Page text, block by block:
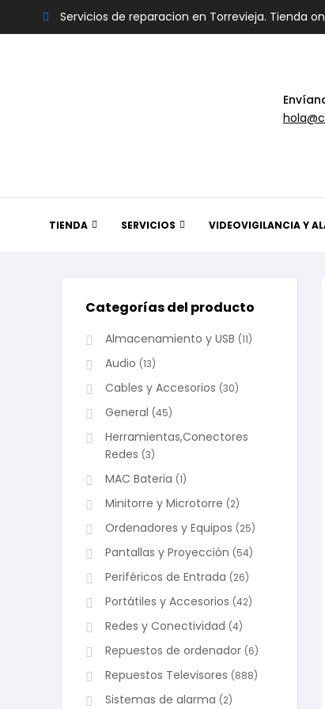
Servicios de reparacion en Torrevieja. Tienda
TIENDA SERVICIOS VIDEOVIGILANCIA Y
Categorías del producto
Almacenamiento y USB (11)
Audio (13)
Cables y Accesorios (30)
General (45)
Herramientas,Conectores
Redes (3)
MAC Bateria (1)
Minitorre y Microtorre (2)
Ordenadores y Equipos (25)
Pantallas y Proyección (54)
Periféricos de Entrada (26)
Portátiles y Accesorios (42)
Redes y Conectividad (4)
Repuestos de ordenador (6)
Repuestos Televisores (888)
Sistemas de alarma (2)